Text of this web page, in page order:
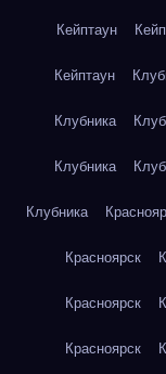
Кейптаун
Кейптаун
Клубника
Клубника
Клубника
Красноярск
Красноярск
Красноярск